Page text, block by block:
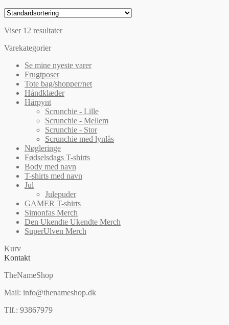
Viser 12 resultater
Varekategorier
Se mine nyeste varer
Frugtposer
Tote bag/shopper/net
Håndklæder
Hårpynt
Scrunchie - Lille
Scrunchie - Mellem
Scrunchie - Stor
Scrunchie med lynlås
Nøgleringe
Fødselsdags T-shirts
Body med navn
T-shirts med navn
Jul
Julepuder
GAMER T-shirts
Simonfas Merch
Den Ukendte Ukendte Merch
SuperUlven Merch
Kurv
Kontakt
TheNameShop
Mail: info@thenameshop.dk
Tlf.: 93867979